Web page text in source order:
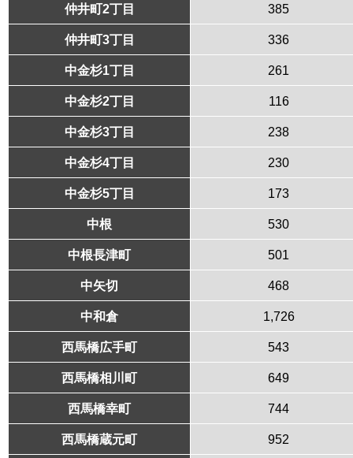
仲井町2丁目 385
仲井町3丁目 336
中金杉1丁目 261
中金杉2丁目 116
中金杉3丁目 238
中金杉4丁目 230
中金杉5丁目 173
中根 530
中根長津町 501
中矢切 468
中和倉 1,726
西馬橋広手町 543
西馬橋相川町 649
西馬橋幸町 744
西馬橋蔵元町 952